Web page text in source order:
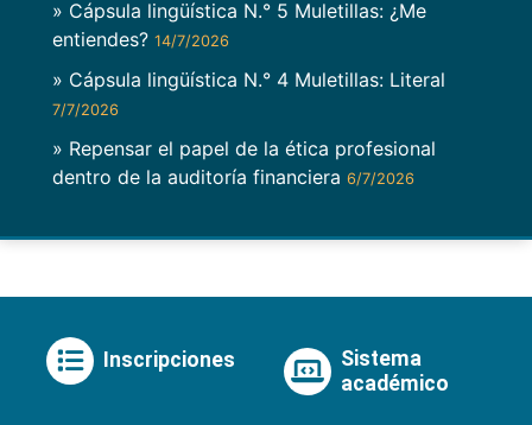
» Cápsula lingüística N.° 5 Muletillas: ¿Me
entiendes? 14/7/2026
» Cápsula lingüística N.° 4 Muletillas: Literal
7/7/2026
» Repensar el papel de la ética profesional
dentro de la auditoría financiera 6/7/2026
Inscripciones
Sistema
académico